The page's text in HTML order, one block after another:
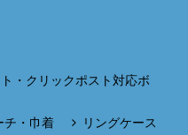
・クリックポスト対応ボ
チ・巾着 リングケース